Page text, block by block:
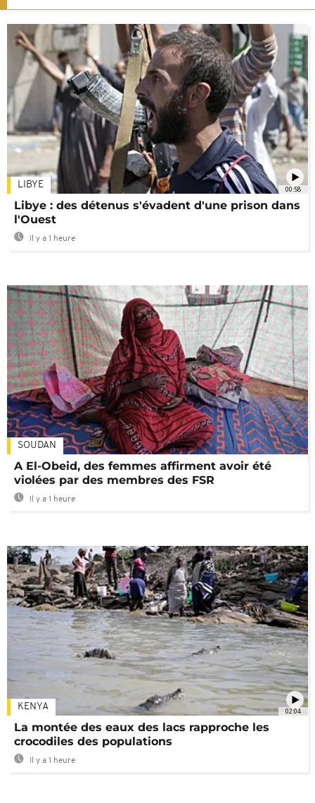
00:58
LIBYE
Libye : des détenus s'évadent d'une prison dans
l'Ouest
Il y a 1 heure
SOUDAN
A El-Obeid, des femmes affirment avoir été
violées par des membres des FSR
Il y a 1 heure
02:04
KENYA
La montée des eaux des lacs rapproche les
crocodiles des populations
Il y a 1 heure